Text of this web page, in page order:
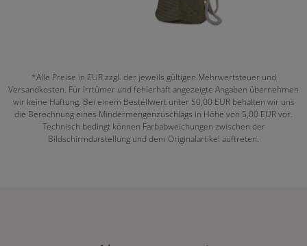
*Alle Preise in EUR zzgl. der jeweils gültigen Mehrwertsteuer und
Versandkosten. Für Irrtümer und fehlerhaft angezeigte Angaben übernehmen
wir keine Haftung. Bei einem Bestellwert unter 50,00 EUR behalten wir uns
die Berechnung eines Mindermengenzuschlags in Höhe von 5,00 EUR vor.
Technisch bedingt können Farbabweichungen zwischen der
Bildschirmdarstellung und dem Originalartikel auftreten.